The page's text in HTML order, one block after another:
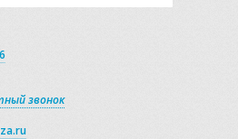
звонок